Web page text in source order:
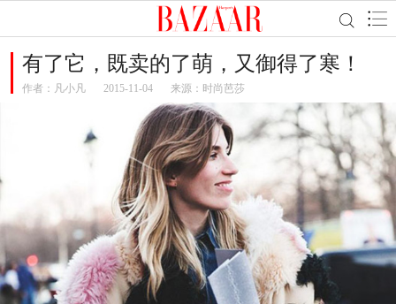
有了它，既卖的了萌，又御得了寒！
作者： 凡小凡 2015-11-04 来源：时尚芭莎